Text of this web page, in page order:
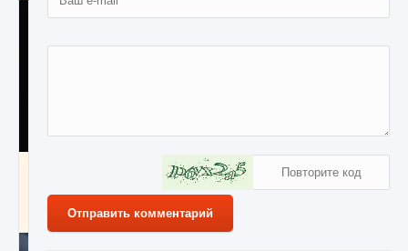
Как разблокировать чертеж счастливого
оружия в MW3 и Warzone
9 августа 2024 1 151
Отправить комментарий